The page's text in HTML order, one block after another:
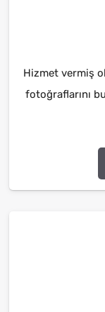
Hizmet vermiş
fotoğraflarını